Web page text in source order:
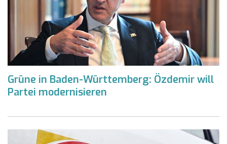
Grüne in Baden-Württemberg: Özdemir will
Partei modernisieren